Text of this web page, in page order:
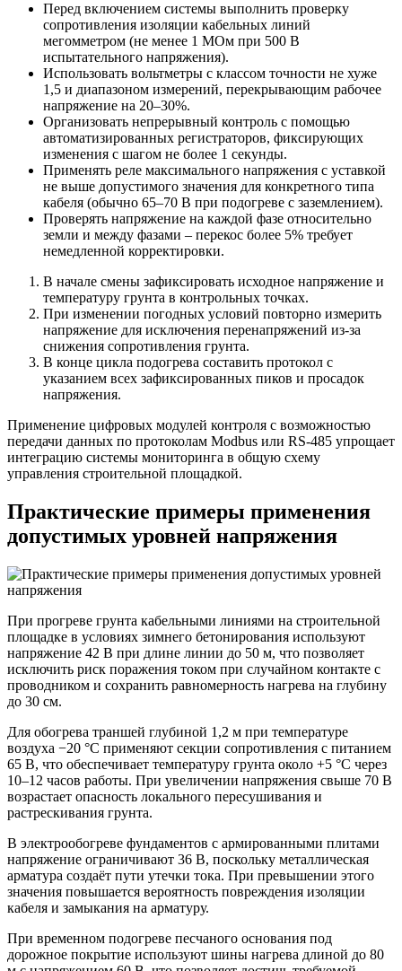
Перед включением системы выполнить проверку
сопротивления изоляции кабельных линий
мегомметром (не менее 1 МОм при 500 В
испытательного напряжения).
Использовать вольтметры с классом точности не хуже
1,5 и диапазоном измерений, перекрывающим рабочее
напряжение на 20–30%.
Организовать непрерывный контроль с помощью
автоматизированных регистраторов, фиксирующих
изменения с шагом не более 1 секунды.
Применять реле максимального напряжения с уставкой
не выше допустимого значения для конкретного типа
кабеля (обычно 65–70 В при подогреве с заземлением).
Проверять напряжение на каждой фазе относительно
земли и между фазами – перекос более 5% требует
немедленной корректировки.
В начале смены зафиксировать исходное напряжение и
температуру грунта в контрольных точках.
При изменении погодных условий повторно измерить
напряжение для исключения перенапряжений из-за
снижения сопротивления грунта.
В конце цикла подогрева составить протокол с
указанием всех зафиксированных пиков и просадок
напряжения.
Применение цифровых модулей контроля с возможностью
передачи данных по протоколам Modbus или RS-485 упрощает
интеграцию системы мониторинга в общую схему
управления строительной площадкой.
Практические примеры применения
допустимых уровней напряжения
При прогреве грунта кабельными линиями на строительной
площадке в условиях зимнего бетонирования используют
напряжение 42 В при длине линии до 50 м, что позволяет
исключить риск поражения током при случайном контакте с
проводником и сохранить равномерность нагрева на глубину
до 30 см.
Для обогрева траншей глубиной 1,2 м при температуре
воздуха −20 °C применяют секции сопротивления с питанием
65 В, что обеспечивает температуру грунта около +5 °C через
10–12 часов работы. При увеличении напряжения свыше 70 В
возрастает опасность локального пересушивания и
растрескивания грунта.
В электрообогреве фундаментов с армированными плитами
напряжение ограничивают 36 В, поскольку металлическая
арматура создаёт пути утечки тока. При превышении этого
значения повышается вероятность повреждения изоляции
кабеля и замыкания на арматуру.
При временном подогреве песчаного основания под
дорожное покрытие используют шины нагрева длиной до 80